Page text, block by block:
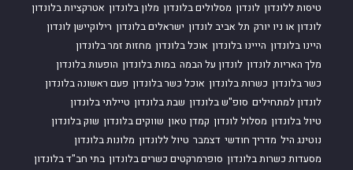
טיסות ללונדון לונדון מסלולים בלונדון מלון בלונדון אטרקציות בלונדון
לונדון או ניו יורק תל אביב לונדון ישראלים בלונדון רילוקיישן לונדון
היינו בלונדון הייינו בלונדון אוכל בלונדון מחזות זמר בלונדון
מלך האריות לונדון לונדון על הבמה במות בלונדון הופעות בלונדון
כשר בלונדון כשרות בלונדון אוכל כשר בלונדון פעם ראשונה בלונדון
לונדון למתחילים סופ"ש בלונדון שבת בלונדון טיילתי בלונדון
טיול בלונדון מסלול לונדון קמדן טאון שווקים בלונדון שוק בלונדון
נוטינג היל מדריך חודשי דצמבר טיול ללונדון מלונות בלונדון
מסעדות כשרות בלונדון סופרמרקטים כשרים בלונדון בתי חב"ד בלונדון